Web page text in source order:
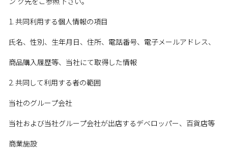
BRANDS
TERMS & SERVICES
PRIVACY POLICY
1. 共同利用する個人情報の項目
氏名、性別、生年月日、住所、電話番号、電子メールアドレス、
商品購入履歴等、当社にて取得した情報
2. 共同して利用する者の範囲
当社のグループ会社
当社および当社グループ会社が出店するデベロッパー、百貨店等
商業施設